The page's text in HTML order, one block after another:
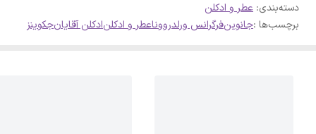
دسته‌بندی: عطر و ادکلن
برچسب‌ها :جانوینفرگرانس ورلدرووناعطر و ادکلنادکلن آقایانجکوینز